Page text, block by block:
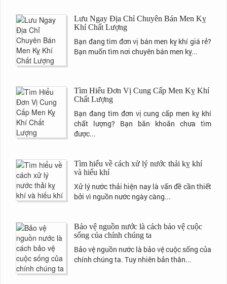
Lưu Ngay Địa Chỉ Chuyên Bán Men Kỵ
Khí Chất Lượng
Bạn đang tìm đơn vị bán men kỵ khí giá rẻ?
Bạn muốn tìm nơi chuyên bán men kỵ...
Tìm Hiểu Đơn Vị Cung Cấp Men Kỵ Khí
Chất Lượng
Bạn đang tìm đơn vị cung cấp men kỵ khí
chất lượng? Bạn băn khoăn chưa tìm
được...
Tìm hiểu về cách xử lý nước thải kỵ khí
và hiếu khí
Xử lý nước thải hiện nay là vấn đề cần thiết
bởi vì nguồn nước ngày càng...
Bảo vệ nguồn nước là cách bảo vệ cuộc
sống của chính chúng ta
Bảo vệ nguồn nước là bảo vệ cuộc sống của
chính chúng ta. Tuy nhiên bản thân...